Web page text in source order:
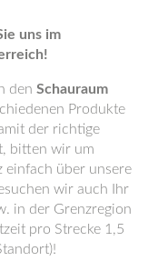
uns im
den Schauraum
Produkte
der richtige
bitten wir um
einfach über unsere
wir auch Ihr
in der Grenzregion
pro Strecke 1,5